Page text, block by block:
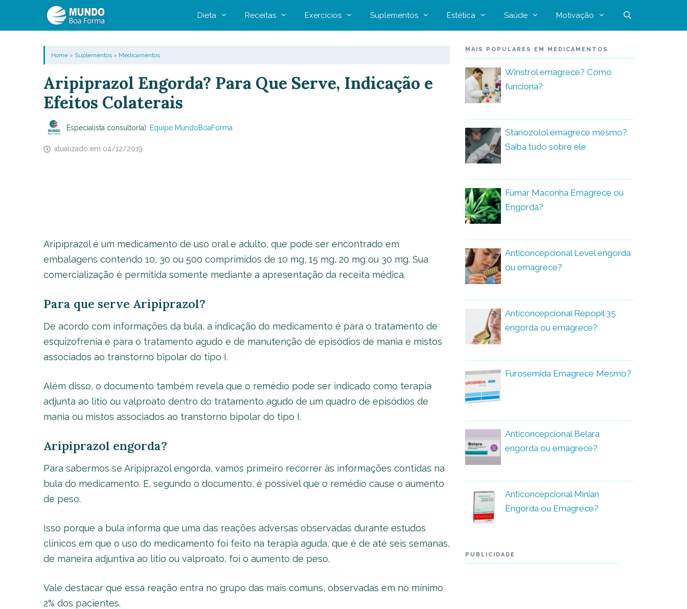
Dieta Receitas Exercícios Suplementos Estética Saúde Motivação
Home» Suplementos» Medicamentos
Aripiprazol Engorda? Para Que Serve, Indicação e
Efeitos Colaterais
Especialista consultor(a): Equipe MundoBoaForma
atualizado em 04/12/2019
Aripiprazol é um medicamento de uso oral e adulto, que pode ser encontrado em
embalagens contendo 10, 30 ou 500 comprimidos de 10 mg, 15 mg, 20 mg ou 30 mg. Sua
comercialização é permitida somente mediante a apresentação da receita médica.
Para que serve Aripiprazol?
De acordo com informações da bula, a indicação do medicamento é para o tratamento de
esquizofrenia e para o tratamento agudo e de manutenção de episódios de mania e mistos
associados ao transtorno bipolar do tipo I.
Além disso, o documento também revela que o remédio pode ser indicado como terapia
adjunta ao lítio ou valproato dentro do tratamento agudo de um quadro de episódios de
mania ou mistos associados ao transtorno bipolar do tipo I.
Aripiprazol engorda?
Para sabermos se Aripiprazol engorda, vamos primeiro recorrer às informações contidas na
bula do medicamento. E, segundo o documento, é possível que o remédio cause o aumento
de peso.
Isso porque a bula informa que uma das reações adversas observadas durante estudos
clínicos em que o uso do medicamento foi feito na terapia aguda, que é de até seis semanas,
de maneira adjuntiva ao lítio ou valproato, foi o aumento de peso.
Vale destacar que essa reação entra no grupo das mais comuns, observadas em no mínimo
2% dos pacientes.
MAIS POPULARES EM MEDICAMENTOS
Winstrol emagrece? Como
funciona?
Stanozolol emagrece mesmo?
Saiba tudo sobre ele
Fumar Maconha Emagrece ou
Engorda?
Anticoncepcional Level engorda
ou emagrece?
Anticoncepcional Repopil 35
engorda ou emagrece?
Furosemida Emagrece Mesmo?
Anticoncepcional Belara
engorda ou emagrece?
Anticoncepcional Minian
Engorda ou Emagrece?
PUBLICIDADE